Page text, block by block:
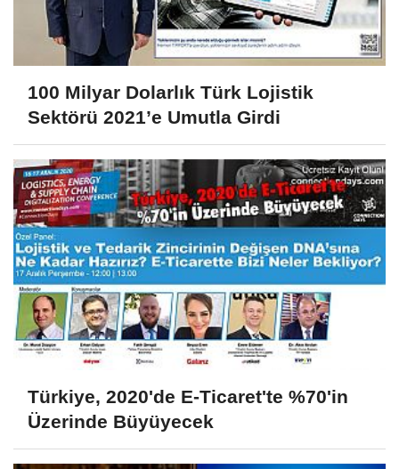
100 Milyar Dolarlık Türk Lojistik
Sektörü 2021’e Umutla Girdi
Türkiye, 2020'de E-Ticaret'te %70'in
Üzerinde Büyüyecek